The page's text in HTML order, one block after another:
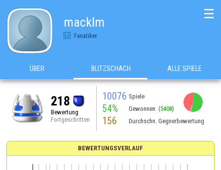
macklm
Fanatiker
☰
ÜBER BLITZSCHACH ALLE SPIELE
218
Bewertung
Fortgeschritten
10076 Spiele
54% Gewonnen (5408)
156 Durchschn. Gegnerbewertung
BEWERTUNGSVERLAUF